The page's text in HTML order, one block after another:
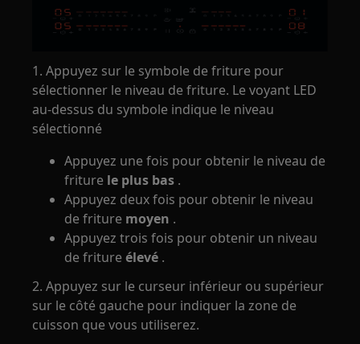
1. Appuyez sur le symbole de friture pour
sélectionner le niveau de friture. Le voyant LED
au-dessus du symbole indique le niveau
sélectionné
Appuyez une fois pour obtenir le niveau de
friture le plus bas .
Appuyez deux fois pour obtenir le niveau
de friture moyen .
Appuyez trois fois pour obtenir un niveau
de fritureélevé .
2. Appuyez sur le curseur inférieur ou supérieur
sur le côté gauche pour indiquer la zone de
cuisson que vous utiliserez.